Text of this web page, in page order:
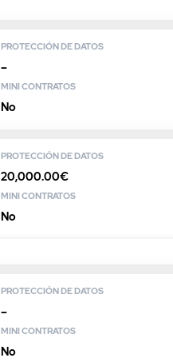
PROTECCIÓN DE DATOS
–
MINI CONTRATOS
No
PROTECCIÓN DE DATOS
20,000.00€
MINI CONTRATOS
No
PROTECCIÓN DE DATOS
–
MINI CONTRATOS
No